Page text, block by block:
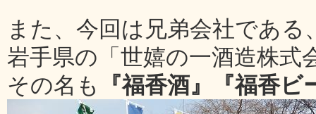
また、今回は兄弟会社であ
岩手県の「世嬉の一酒造株式
その名も
『福香酒』『福香ビ